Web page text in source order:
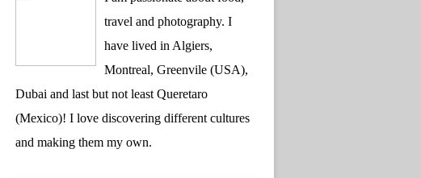
travel and photography. I
have lived in Algiers,
Montreal, Greenvile (USA),
Dubai and last but not least Queretaro
(Mexico)! I love discovering different cultures
and making them my own.